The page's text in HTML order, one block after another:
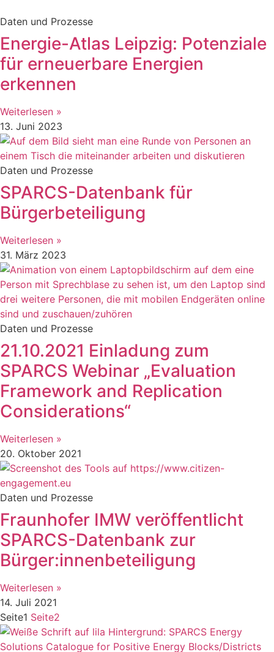
Daten und Prozesse
Energie-Atlas Leipzig: Potenziale
für erneuerbare Energien
erkennen
Weiterlesen »
13. Juni 2023
Daten und Prozesse
SPARCS-Datenbank für
Bürgerbeteiligung
Weiterlesen »
31. März 2023
Daten und Prozesse
21.10.2021 Einladung zum
SPARCS Webinar „Evaluation
Framework and Replication
Considerations“
Weiterlesen »
20. Oktober 2021
Daten und Prozesse
Fraunhofer IMW veröffentlicht
SPARCS-Datenbank zur
Bürger:innenbeteiligung
Weiterlesen »
14. Juli 2021
Seite1 Seite2